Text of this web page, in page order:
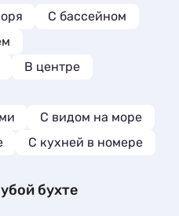
С бассейном
В центре
С видом на море
C кухней в номере
бухте